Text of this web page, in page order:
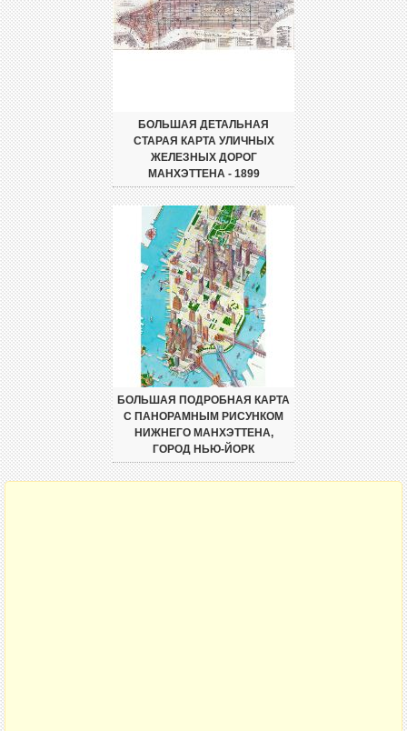
БОЛЬШАЯ ДЕТАЛЬНАЯ
СТАРАЯ КАРТА УЛИЧНЫХ
ЖЕЛЕЗНЫХ ДОРОГ
МАНХЭТТЕНА - 1899
БОЛЬШАЯ ПОДРОБНАЯ КАРТА
С ПАНОРАМНЫМ РИСУНКОМ
НИЖНЕГО МАНХЭТТЕНА,
ГОРОД НЬЮ-ЙОРК